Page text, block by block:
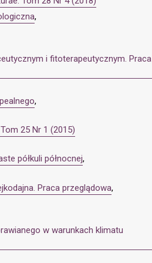
,
i fitoterapeutycznym. Praca
,
25 Nr 1 (2015)
półkuli północnej,
Praca przeglądowa,
w warunkach klimatu